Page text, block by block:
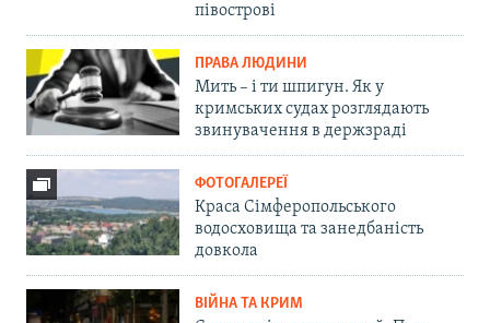
півострові
ПРАВА ЛЮДИНИ
Мить – і ти шпигун. Як у
кримських судах розглядають
звинувачення в держзраді
ФОТОГАЛЕРЕЇ
Краса Сімферопольського
водосховища та занедбаність
довкола
ВІЙНА ТА КРИМ